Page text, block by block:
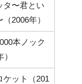
タ〜君とい
2006年）
本ノック
）
ケット（201